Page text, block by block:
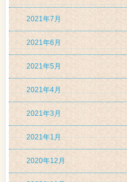
2021年7月
2021年6月
2021年5月
2021年4月
2021年3月
2021年1月
2020年12月